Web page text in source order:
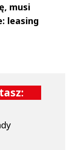
musi
leasing